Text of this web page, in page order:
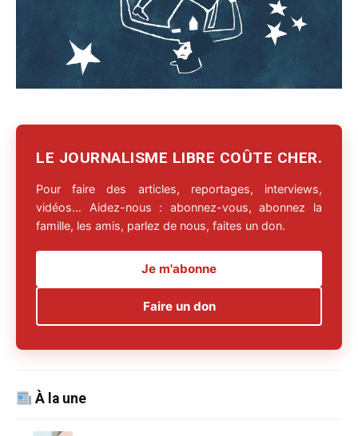
LE JOURNALISME LIBRE COÛTE CHER.
Pour faire des articles, reportages, interviews,
vidéos… Aidez-nous : abonnez-vous, abonnez la
famille, les amis, parlez de nous, faites un don.
Je m'abonne
Faire un don
À la une